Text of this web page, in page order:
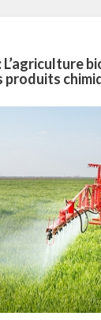
L’agriculture
produits